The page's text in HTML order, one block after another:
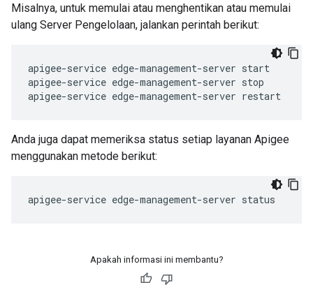
Misalnya, untuk memulai atau menghentikan atau memulai
ulang Server Pengelolaan, jalankan perintah berikut:
apigee-service edge-management-server start
apigee-service edge-management-server stop
apigee-service edge-management-server restart
Anda juga dapat memeriksa status setiap layanan Apigee
menggunakan metode berikut:
apigee-service edge-management-server status
Apakah informasi ini membantu?